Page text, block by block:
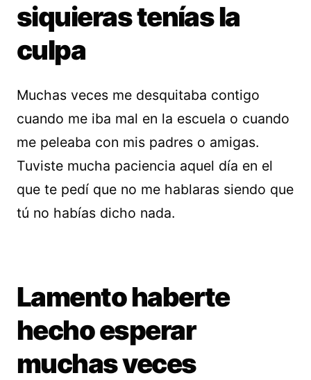
siquieras tenías la
culpa
Muchas veces me desquitaba contigo
cuando me iba mal en la escuela o cuando
me peleaba con mis padres o amigas.
Tuviste mucha paciencia aquel día en el
que te pedí que no me hablaras siendo que
tú no habías dicho nada.
Lamento haberte
hecho esperar
muchas veces